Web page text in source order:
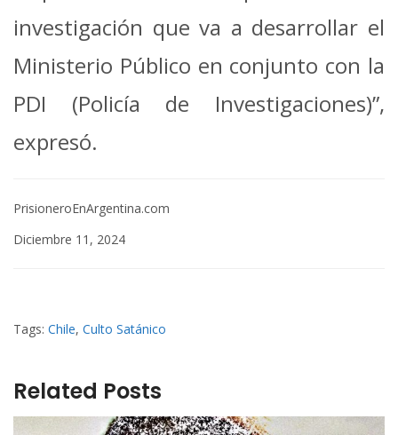
investigación que va a desarrollar el
Ministerio Público en conjunto con la
PDI (Policía de Investigaciones)”,
expresó.
PrisioneroEnArgentina.com
Diciembre 11, 2024
Tags: Chile, Culto Satánico
Related Posts